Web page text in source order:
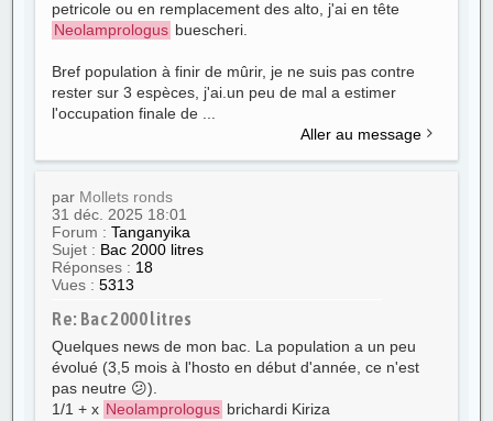
petricole ou en remplacement des alto, j'ai en tête
Neolamprologus buescheri.
Bref population à finir de mûrir, je ne suis pas contre
rester sur 3 espèces, j'ai.un peu de mal a estimer
l'occupation finale de ...
Aller au message
par Mollets ronds
31 déc. 2025 18:01
Forum :Tanganyika
Sujet : Bac 2000 litres
Réponses : 18
Vues :5313
Re: Bac 2000 litres
Quelques news de mon bac. La population a un peu
évolué (3,5 mois à l'hosto en début d'année, ce n'est
pas neutre 😕).
1/1 + x Neolamprologus brichardi Kiriza